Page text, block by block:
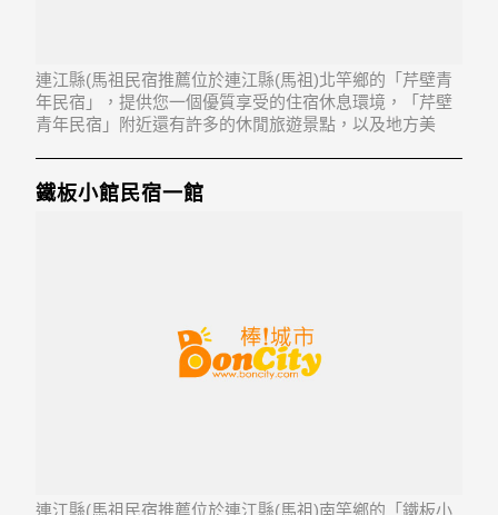
連江縣(馬祖民宿推薦位於連江縣(馬祖)北竿鄉的「芹壁青
年民宿」，提供您一個優質享受的住宿休息環境，「芹壁
青年民宿」附近還有許多的休閒旅遊景點，以及地方美
鐵板小館民宿一館
連江縣(馬祖民宿推薦位於連江縣(馬祖)南竿鄉的「鐵板小